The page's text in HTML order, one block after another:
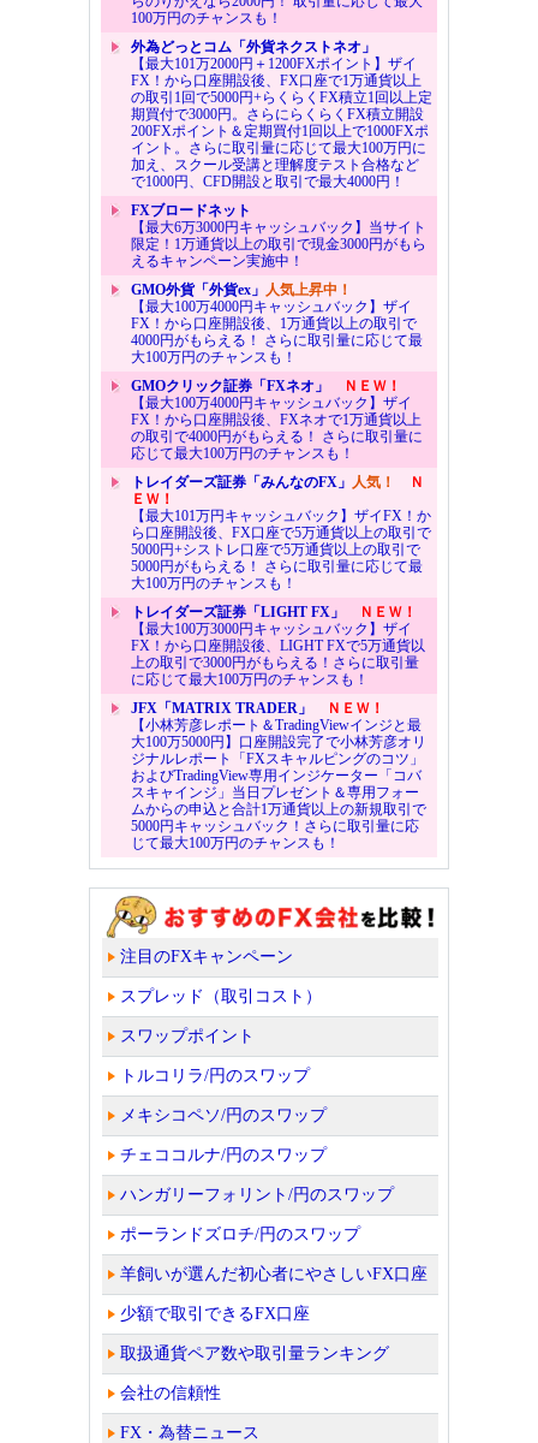
100万円のチャンスも！
外為どっとコム「外貨ネクストネオ」
【最大101万2000円＋1200FXポイント】ザイ
FX！から口座開設後、FX口座で1万通貨以上
の取引1回で5000円+らくらくFX積立1回以上定
期買付で3000円。さらにらくらくFX積立開設
200FXポイント＆定期買付1回以上で1000FXポ
イント。さらに取引量に応じて最大100万円に
加え、スクール受講と理解度テスト合格など
で1000円、CFD開設と取引で最大4000円！
FXブロードネット
【最大6万3000円キャッシュバック】当サイト
限定！1万通貨以上の取引で現金3000円がもら
えるキャンペーン実施中！
GMO外貨「外貨ex」 人気上昇中！
【最大100万4000円キャッシュバック】ザイ
FX！から口座開設後、1万通貨以上の取引で
4000円がもらえる！ さらに取引量に応じて最
大100万円のチャンスも！
GMOクリック証券「FXネオ」
ＮＥＷ！
【最大100万4000円キャッシュバック】ザイ
FX！から口座開設後、FXネオで1万通貨以上
の取引で4000円がもらえる！ さらに取引量に
応じて最大100万円のチャンスも！
トレイダーズ証券「みんなのFX」 人気！
Ｎ
ＥＷ！
【最大101万円キャッシュバック】ザイFX！か
ら口座開設後、FX口座で5万通貨以上の取引で
5000円+シストレ口座で5万通貨以上の取引で
5000円がもらえる！ さらに取引量に応じて最
大100万円のチャンスも！
トレイダーズ証券「LIGHT FX」
ＮＥＷ！
【最大100万3000円キャッシュバック】ザイ
FX！から口座開設後、LIGHT FXで5万通貨以
上の取引で3000円がもらえる！さらに取引量
に応じて最大100万円のチャンスも！
JFX「MATRIX TRADER」
ＮＥＷ！
【小林芳彦レポート＆TradingViewインジと最
大100万5000円】口座開設完了で小林芳彦オリ
ジナルレポート「FXスキャルピングのコツ」
およびTradingView専用インジケーター「コバ
スキャインジ」当日プレゼント＆専用フォー
ムからの申込と合計1万通貨以上の新規取引で
5000円キャッシュバック！さらに取引量に応
じて最大100万円のチャンスも！
注目のFXキャンペーン
スプレッド（取引コスト）
スワップポイント
トルコリラ/円のスワップ
メキシコペソ/円のスワップ
チェココルナ/円のスワップ
ハンガリーフォリント/円のスワップ
ポーランドズロチ/円のスワップ
羊飼いが選んだ初心者にやさしいFX口座
少額で取引できるFX口座
取扱通貨ペア数や取引量ランキング
会社の信頼性
FX・為替ニュース